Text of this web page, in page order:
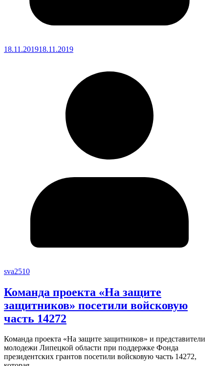
18.11.201918.11.2019
sva2510
Команда проекта «На защите
защитников» посетили войсковую
часть 14272
Команда проекта «На защите защитников» и представители
молодежи Липецкой области при поддержке Фонда
президентских грантов посетили войсковую часть 14272,